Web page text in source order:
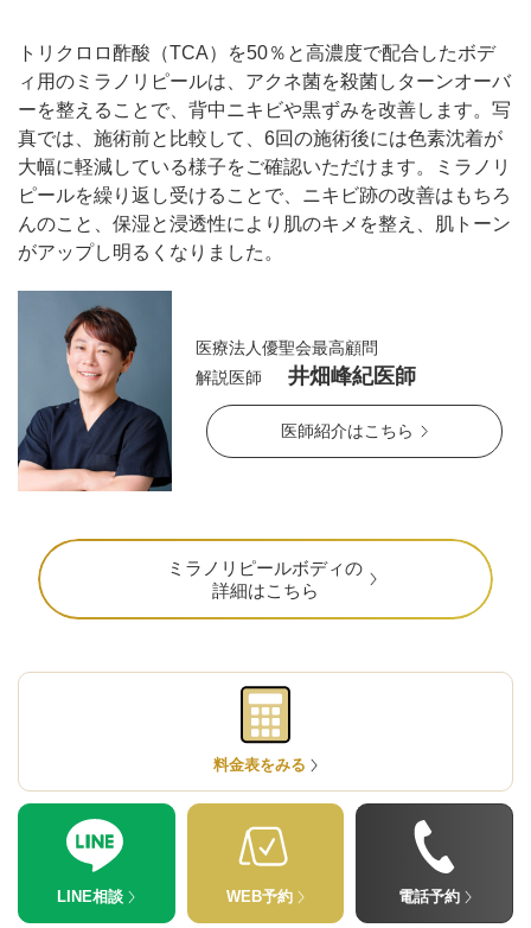
美容ブログ
オンラインショップ
LINE予約
井畑 峰紀 医師
トリクロロ酢酸（TCA）を50％と高濃度で配合したボデ
ィ用のミラノリピールは、アクネ菌を殺菌しターンオーバ
ーを整えることで、背中ニキビや黒ずみを改善します。写
真では、施術前と比較して、6回の施術後には色素沈着が
大幅に軽減している様子をご確認いただけます。ミラノリ
ピールを繰り返し受けることで、ニキビ跡の改善はもちろ
んのこと、保湿と浸透性により肌のキメを整え、肌トーン
がアップし明るくなりました。
医療法人優聖会最高顧問
解説医師
井畑峰紀医師
医師紹介はこちら
ミラノリピールボディの
詳細はこちら
料金表をみる
LINE相談 WEB予約 電話予約